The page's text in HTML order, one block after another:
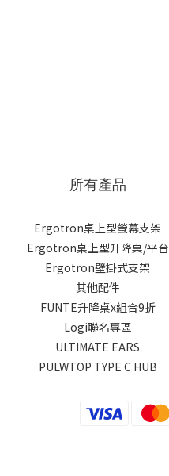
所有產品
Ergotron桌上型螢幕支架
Ergotron桌上型升降桌/平台
Ergotron壁掛式支架
其他配件
FUNTE升降桌x組合9折
Logi聯名專區
ULTIMATE EARS
PULWTOP TYPE C HUB